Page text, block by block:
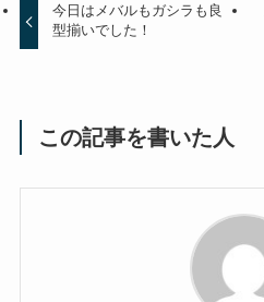
今日はメバルもガシラも良
型揃いでした！
この記事を書いた人